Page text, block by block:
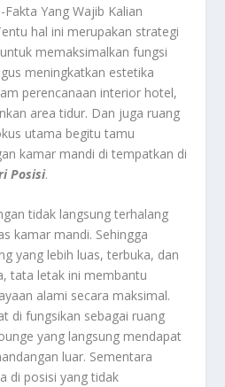
Yang Wajib Kalian
hal ini merupakan strategi
memaksimalkan fungsi
meningkatkan estetika
perencanaan interior hotel,
area tidur. Dan juga ruang
utama begitu tamu
kamar mandi di tempatkan di
Posisi.
tidak langsung terhalang
kamar mandi. Sehingga
yang lebih luas, terbuka, dan
tata letak ini membantu
alami secara maksimal.
di fungsikan sebagai ruang
yang langsung mendapat
luar. Sementara
di posisi yang tidak